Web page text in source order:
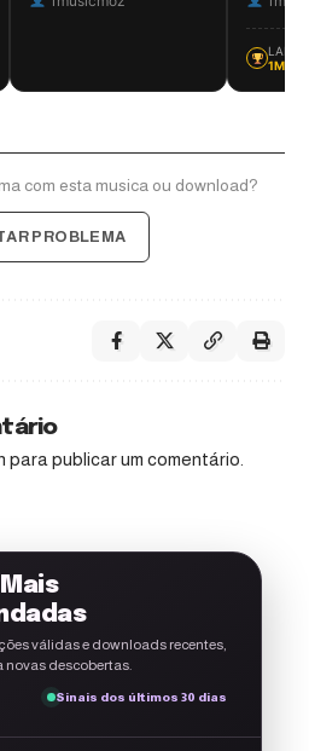
1MZ
com esta musica ou download?
PROBLEMA
para publicar um comentário.
válidas e downloads recentes,
novas descobertas.
Sinais dos últimos 30 dias